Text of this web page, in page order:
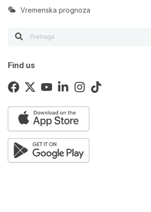
Vremenska prognoza
Find us
Rat u Ukrajini Kriza na Bliskom
Od sutra se
mere za ulazak
Priština
zbog stabilne